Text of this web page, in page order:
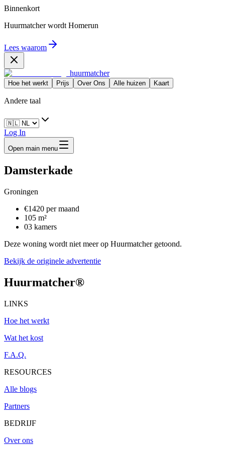
Binnenkort
Huurmatcher wordt Homerun
Lees waarom
huurmatcher
Hoe het werkt Prijs Over Ons Alle huizen Kaart
Andere taal
Log In
Open main menu
Damsterkade
Groningen
€1420 per maand
105 m²
03 kamers
Deze woning wordt niet meer op Huurmatcher getoond.
Bekijk de originele advertentie
Huurmatcher®
LINKS
Hoe het werkt
Wat het kost
F.A.Q.
RESOURCES
Alle blogs
Partners
BEDRIJF
Over ons